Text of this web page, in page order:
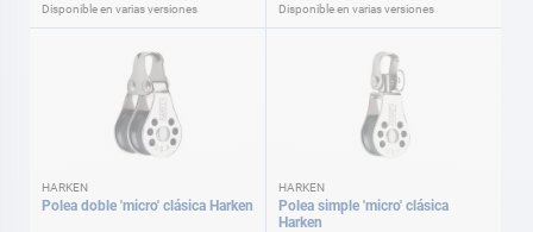
Disponible en varias versiones Disponible en varias versiones
HARKEN
Polea doble 'micro' clásica Harken
HARKEN
Polea simple 'micro' clásica
Harken